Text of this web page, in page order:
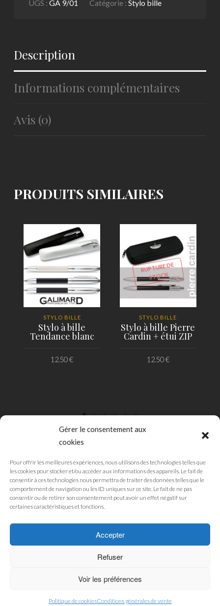
Gérer le consentement aux
cookies
Pour offrir les meilleures expériences, nous utilisons des technologies telles que
les cookies pour stocker et/ou accéder aux informations des appareils. Le fait de
consentir à ces technologies nous permettra de traiter des données telles que le
comportement de navigation ou les ID uniques sur ce site. Le fait de ne pas
consentir ou de retirer son consentement peut avoir un effet négatif sur
certaines caractéristiques et fonctions.
Accepter
Refuser
Voir les préférences
Politique de cookiesConditions générales de vente
UGS :GA 9/01 Catégorie :Stylo bille
Description
Informations complémentaires
Avis (0)
PRODUITS SIMILAIRES
STYLO BILLE
Stylo à bille
Tendance blanc
12.50€
RUPTURE DE
STOCK
STYLO BILLE
Stylo à bille Pierre
Cardin + étui ZIP
12.50€
CGU
MENTIONS LÉGALES